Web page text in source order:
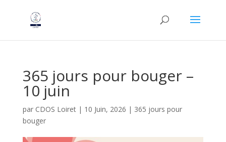
365 jours pour bouger –
10 juin
par CDOS Loiret| 10 Juin, 2026 | 365 jours pour
bouger